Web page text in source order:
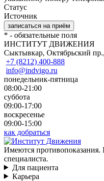
Статус
Источник
* - обязательные поля
ИНСТИТУТ ДВИЖЕНИЯ
Сыктывкар, Октябрьский
+7 (8212) 400-888
info@indvigo.ru
понедельник-пятница
08:00-21:00
суббота
09:00-17:00
воскресенье
09:00-15:00
как добраться
Имеются противопоказания.
специалиста.
Для пациента
Карьера